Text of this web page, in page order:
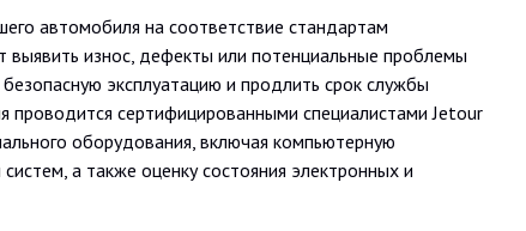
автомобиля на соответствие стандартам
выявить износ, дефекты или потенциальные проблемы
эксплуатацию и продлить срок службы
проводится сертифицированными специалистами Jetour
оборудования, включая компьютерную
систем, а также оценку состояния электронных и